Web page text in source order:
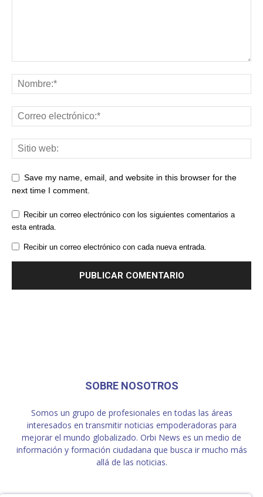
Save my name, email, and website in this browser for the
next time I comment.
Recibir un correo electrónico con los siguientes comentarios a
esta entrada.
Recibir un correo electrónico con cada nueva entrada.
SOBRE NOSOTROS
Somos un grupo de profesionales en todas las áreas
interesados en transmitir noticias empoderadoras para
mejorar el mundo globalizado. Orbi News es un medio de
información y formación ciudadana que busca ir mucho más
allá de las noticias.